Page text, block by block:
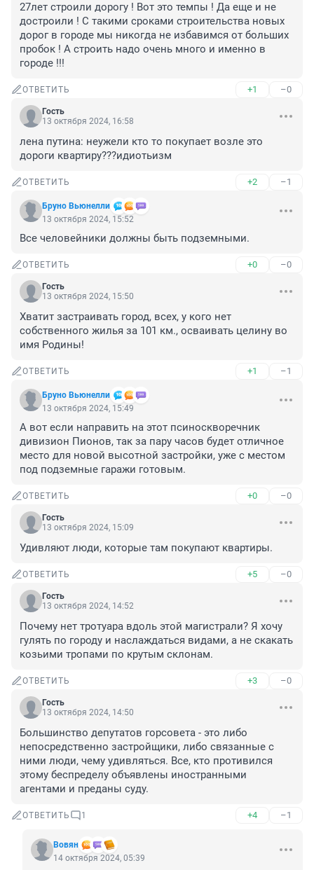
27лет строили дорогу ! Вот это темпы ! Да еще и не
достроили ! С такими сроками строительства новых
дорог в городе мы никогда не избавимся от больших
пробок ! А строить надо очень много и именно в
городе !!!
ОТВЕТИТЬ +1 –0
Гость
13 октября 2024, 16:58
лена путина: неужели кто то покупает возле это
дороги квартиру???идиотьизм
ОТВЕТИТЬ +2 –1
Бруно Вьюнелли
13 октября 2024, 15:52
Все человейники должны быть подземными.
ОТВЕТИТЬ +0 –0
Гость
13 октября 2024, 15:50
Хватит застраивать город, всех, у кого нет
собственного жилья за 101 км., осваивать целину во
имя Родины!
ОТВЕТИТЬ +1 –1
Бруно Вьюнелли
13 октября 2024, 15:49
А вот если направить на этот псиноскворечник
дивизион Пионов, так за пару часов будет отличное
место для новой высотной застройки, уже с местом
под подземные гаражи готовым.
ОТВЕТИТЬ +0 –0
Гость
13 октября 2024, 15:09
Удивляют люди, которые там покупают квартиры.
ОТВЕТИТЬ +5 –0
Гость
13 октября 2024, 14:52
Почему нет тротуара вдоль этой магистрали? Я хочу
гулять по городу и наслаждаться видами, а не скакать
козьими тропами по крутым склонам.
ОТВЕТИТЬ +3 –0
Гость
13 октября 2024, 14:50
Большинство депутатов горсовета - это либо
непосредственно застройщики, либо связанные с
ними люди, чему удивляться. Все, кто противился
этому беспределу объявлены иностранными
агентами и преданы суду.
ОТВЕТИТЬ 1 +4 –1
Вовян
14 октября 2024, 05:39